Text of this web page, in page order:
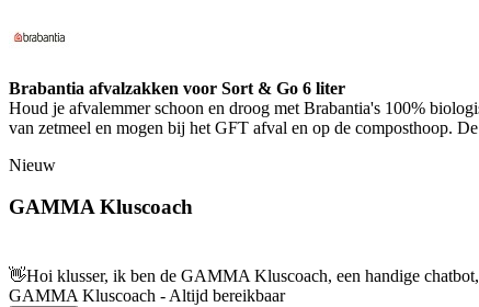
Brabantia afvalzakken voor Sort & Go 6 liter
Houd je afvalemmer schoon en droog met Brabantia's 100%
van zetmeel en mogen bij het GFT afval en op de composthoop.
Nieuw
GAMMA Kluscoach
👋Hoi klusser, ik ben de GAMMA Kluscoach, een handige
GAMMA Kluscoach - Altijd bereikbaar